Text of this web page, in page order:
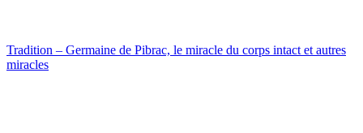
Tradition – Germaine de Pibrac, le miracle du corps intact et autres
miracles